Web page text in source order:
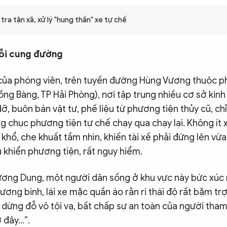
tận xã, xử lý "hung thần" xe tự chế
cung đường
phóng viên, trên tuyến đường Hùng Vương thuộc
Bàng, TP Hải Phòng), nơi tập trung nhiều cơ sở
buôn bán vật tư, phế liệu từ phương tiện thủy cũ,
chục phương tiện tự chế chạy qua chạy lại. Không ít
che khuất tầm nhìn, khiến tài xế phải đứng lên
phương tiện, rất nguy hiểm.
Dung, một người dân sống ở khu vực này bức xúc
binh, lái xe mặc quần áo rằn ri thái độ rất bặm
đỗ vô tội vạ, bất chấp sự an toàn của người